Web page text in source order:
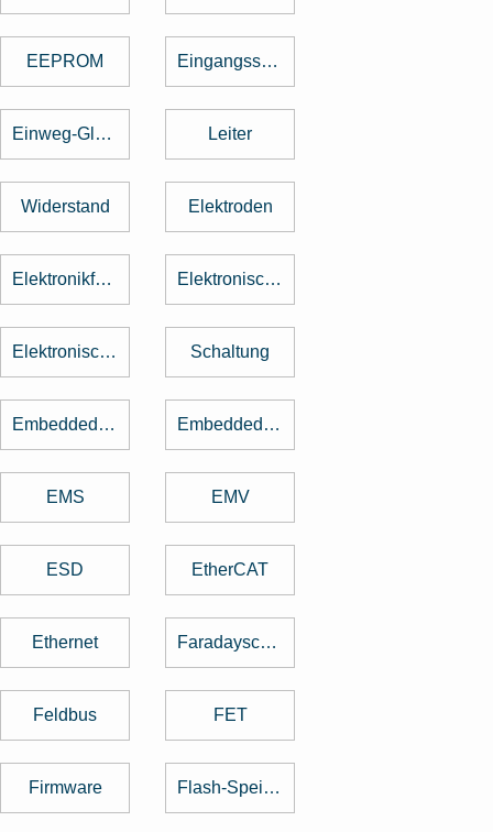
EEPROM Eingangsspannung
Einweg-Gleichrichter Leiter
Widerstand Elektroden
Elektronikfertigung Elektronische Baugruppe
Elektronische Bauteile Schaltung
Embedded Software Embedded System
EMS EMV
ESD EtherCAT
Ethernet Faradayscher Käfig
Feldbus FET
Firmware Flash-Speicher